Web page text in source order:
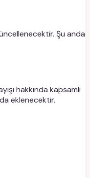
Şu anda
hakkında kapsamlı
eklenecektir.